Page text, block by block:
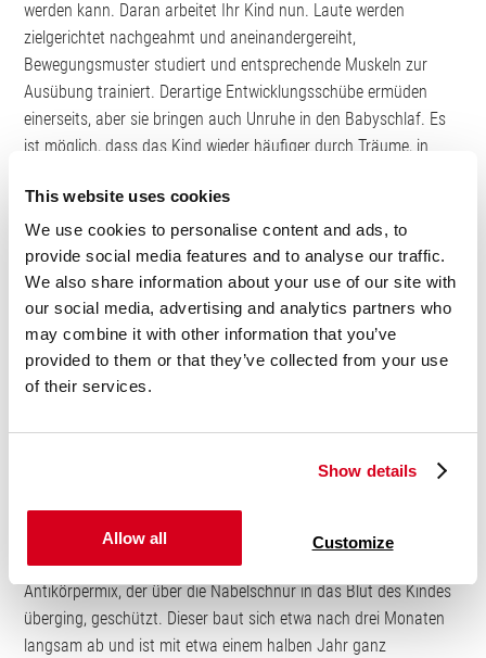
This website uses cookies
We use cookies to personalise content and ads, to
provide social media features and to analyse our traffic.
We also share information about your use of our site with
our social media, advertising and analytics partners who
may combine it with other information that you’ve
provided to them or that they’ve collected from your use
of their services.
Show details
Allow all Customize
werden kann. Daran arbeitet Ihr Kind nun. Laute werden
zielgerichtet nachgeahmt und aneinandergereiht,
Bewegungsmuster studiert und entsprechende Muskeln zur
Ausübung trainiert. Derartige Entwicklungsschübe ermüden
einerseits, aber sie bringen auch Unruhe in den Babyschlaf. Es
ist möglich, dass das Kind wieder häufiger durch Träume, in
Nachtschlafhochschreckt.
Babys besitzen noch kein eigenes Immunsystem. In den ersten
Monaten sind sie durch den sogenannten
Antikörpermix, der über die Nabelschnur in das Blut des Kindes
überging, geschützt. Dieser baut sich etwa nach drei Monaten
langsam ab und ist mit etwa einem halben Jahr ganz